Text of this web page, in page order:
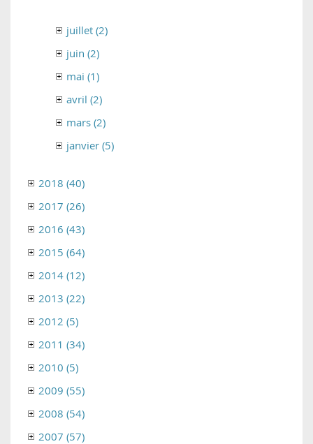
juillet (2)
juin (2)
mai (1)
avril (2)
mars (2)
janvier (5)
2018 (40)
2017 (26)
2016 (43)
2015 (64)
2014 (12)
2013 (22)
2012 (5)
2011 (34)
2010 (5)
2009 (55)
2008 (54)
2007 (57)